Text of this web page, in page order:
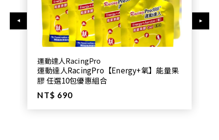
運動達人RacingPro
運動達人RacingPro【Energy+氧】能量果
膠 任選10包優惠組合
NT$ 690